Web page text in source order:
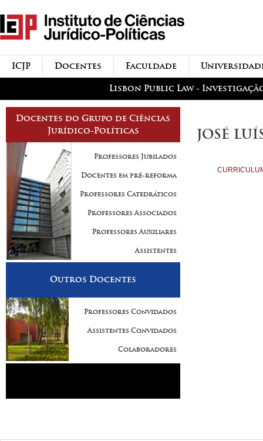
principal
icjp
menu-institucional Faculdade
Docentes
ICJP
Lisbon Public Law -
Docentes do Grupo de Ciências
Jurídico-Políticas
Professores Jubilados
Docentes em pré-reforma
Professores Catedráticos
Professores Associados
Professores Auxiliares
Assistentes
Outros Docentes
Professores Convidados
Assistentes Convidados
Colaboradores
JOSÉ